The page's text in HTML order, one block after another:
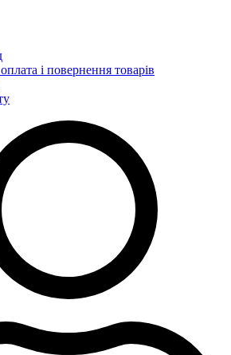
і повернення товарів